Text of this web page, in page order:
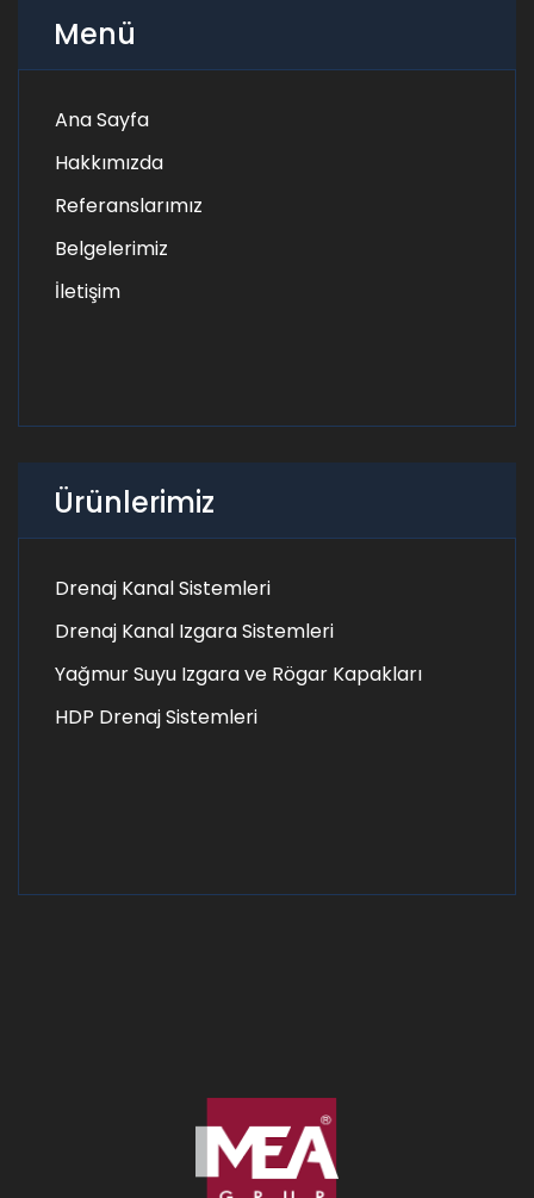
Menü
Ana Sayfa
Hakkımızda
Referanslarımız
Belgelerimiz
İletişim
Ürünlerimiz
Drenaj Kanal Sistemleri
Drenaj Kanal Izgara Sistemleri
Yağmur Suyu Izgara ve Rögar Kapakları
HDP Drenaj Sistemleri